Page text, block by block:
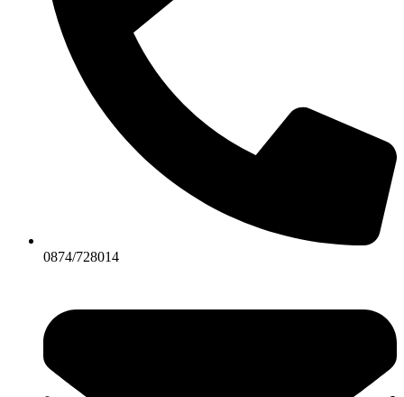
0874/728014